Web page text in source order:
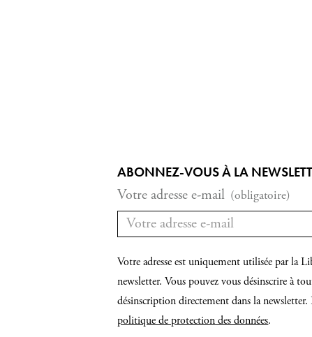
ABONNEZ-VOUS À LA
Votre adresse e-mail (obligatoire)
Votre adresse est uniquement utilisée par la
newsletter. Vous pouvez vous désinscrire à
désinscription directement dans la
politique de protection des données.